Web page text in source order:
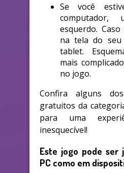
Se você
esquerdo.
na tela do
tablet.
mais
no jogo.
Confira alguns
gratuitos da
para uma
inesquecível!
Este jogo pode ser
PC como em